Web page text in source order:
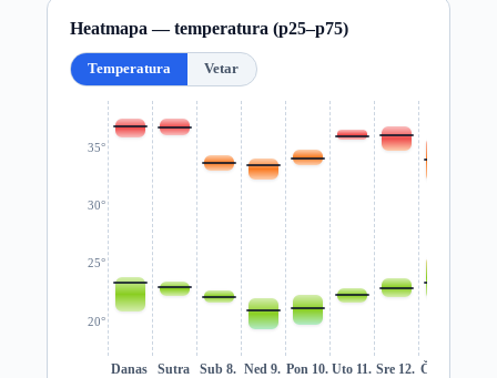
Heatmapa — temperatura (p25–p75)
Temperatura Vetar
20°
25°
30°
35°
Danas Sutra Sub 8. Ned 9. Pon 10. Uto 11. Sre 12. Čet 13.